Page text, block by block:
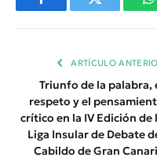
FacebookTwitter
ARTÍCULO
Triunfo de la palabra,
respeto y el
crítico en la IV Edición de
Liga Insular de Debate
Cabildo de Gran